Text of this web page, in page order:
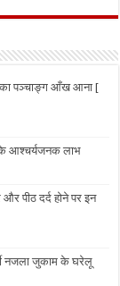
का पञ्चाङ्ग आँख आना [
के आश्चर्यजनक लाभ
पीठ दर्द होने पर इन
नजला जुकाम के घरेलू